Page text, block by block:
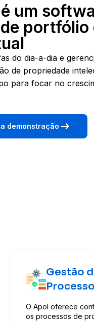
um
portfólio
do dia-a-dia e
de propriedade
para focar no
demonstração arrow_right_alt
Gestão
O Apol oferece
os processos de